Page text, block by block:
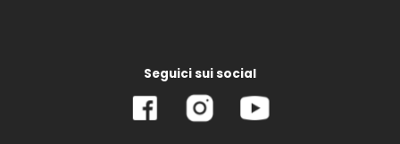
Seguici sui social